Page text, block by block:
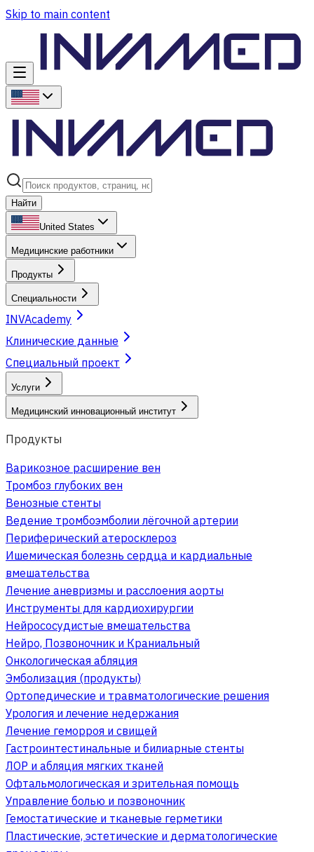
Skip to main content
Найти
United States
Медицинские работники
Продукты
Специальности
INVAcademy
Клинические данные
Специальный проект
Услуги
Медицинский инновационный институт
Продукты
Варикозное расширение вен
Тромбоз глубоких вен
Венозные стенты
Ведение тромбоэмболии лёгочной артерии
Периферический атеросклероз
Ишемическая болезнь сердца и кардиальные
вмешательства
Лечение аневризмы и расслоения аорты
Инструменты для кардиохирургии
Нейрососудистые вмешательства
Нейро, Позвоночник и Краниальный
Онкологическая абляция
Эмболизация (продукты)
Ортопедические и травматологические решения
Урология и лечение недержания
Лечение геморроя и свищей
Гастроинтестинальные и билиарные стенты
ЛОР и абляция мягких тканей
Офтальмологическая и зрительная помощь
Управление болью и позвоночник
Гемостатические и тканевые герметики
Пластические, эстетические и дерматологические